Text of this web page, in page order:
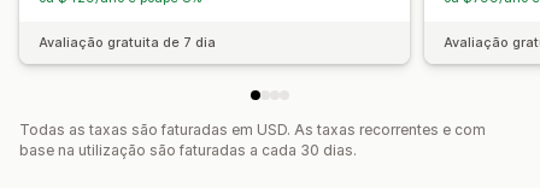
Data de entrega Limites de encomenda
Multilingue
Avaliação gratuita de 7 dia Avaliação
Todas as taxas são faturadas em USD. As taxas recorrentes e com
base na utilização são faturadas a cada 30 dias.